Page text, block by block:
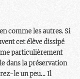
comme les autres. Si
cet élève dissipé
particulièrement
dans la préservation
le un peu… Il